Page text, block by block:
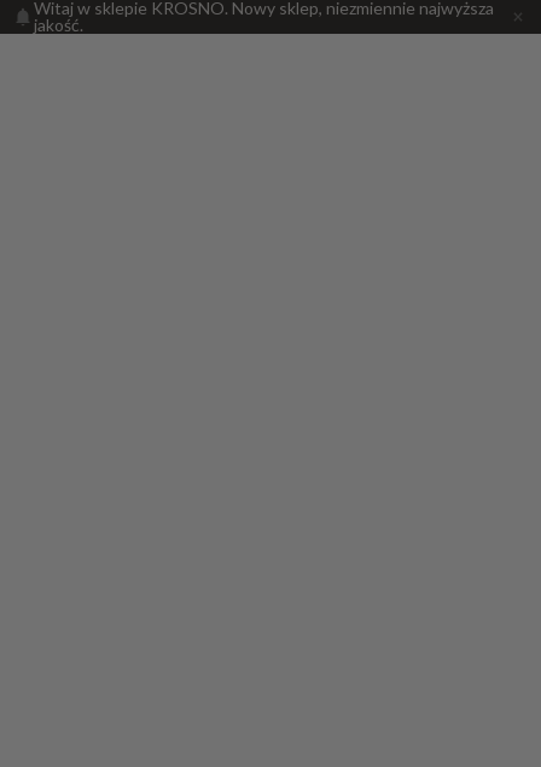
Witaj w sklepie KROSNO. Nowy sklep, niezmiennie najwyższa
jakość.